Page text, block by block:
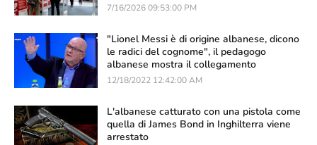
7/16/2026 09:53:00 PM
"Lionel Messi è di origine albanese, dicono
le radici del cognome", il pedagogo
albanese mostra il collegamento
12/18/2022 12:42:00 AM
L'albanese catturato con una pistola come
quella di James Bond in Inghilterra viene
arrestato